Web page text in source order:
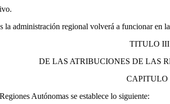
la administración regional volverá a funcionar en
TITULO III
DE LAS ATRIBUCIONES DE LAS
CAPITULO
Autónomas se establece lo siguiente: